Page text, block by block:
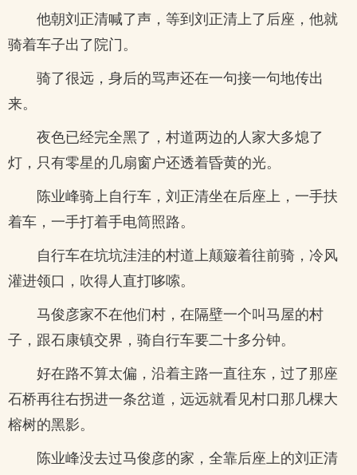
他朝刘正清喊了声，等到刘正清上了后座，他就
骑着车子出了院门。
骑了很远，身后的骂声还在一句接一句地传出
来。
夜色已经完全黑了，村道两边的人家大多熄了
灯，只有零星的几扇窗户还透着昏黄的光。
陈业峰骑上自行车，刘正清坐在后座上，一手扶
着车，一手打着手电筒照路。
自行车在坑坑洼洼的村道上颠簸着往前骑，冷风
灌进领口，吹得人直打哆嗦。
马俊彦家不在他们村，在隔壁一个叫马屋的村
子，跟石康镇交界，骑自行车要二十多分钟。
好在路不算太偏，沿着主路一直往东，过了那座
石桥再往右拐进一条岔道，远远就看见村口那几棵大
榕树的黑影。
陈业峰没去过马俊彦的家，全靠后座上的刘正清